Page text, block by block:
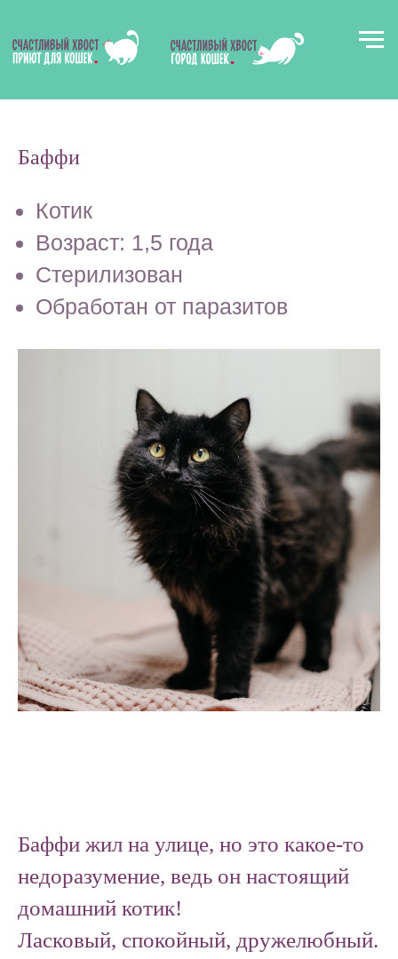
Баффи
Котик
Возраст: 1,5 года
Стерилизован
Обработан от паразитов
Баффи жил на улице, но это какое-то
недоразумение, ведь он настоящий
домашний котик!
Ласковый, спокойный, дружелюбный.